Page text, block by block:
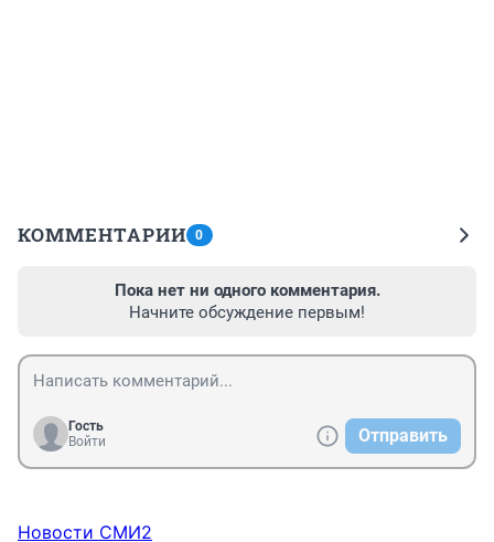
КОММЕНТАРИИ 0
Пока нет ни одного комментария.
Начните обсуждение первым!
Гость
Войти
Отправить
Новости СМИ2